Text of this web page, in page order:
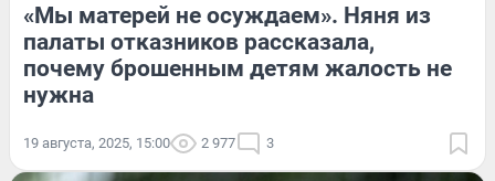
«Мы матерей не осуждаем». Няня из
палаты отказников рассказала,
почему брошенным детям жалость не
нужна
19 августа, 2025, 15:00 2 977 3